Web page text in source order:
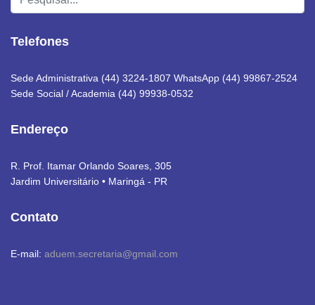
Telefones
Sede Administrativa (44) 3224-1807 WhatsApp (44) 99867-2524
Sede Social / Academia (44) 99938-0532
Endereço
R. Prof. Itamar Orlando Soares, 305
Jardim Universitário • Maringá - PR
Contato
E-mail: aduem.secretaria@gmail.com